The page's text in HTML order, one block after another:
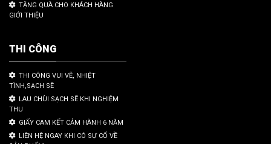
TẶNG QUÀ CHO KHÁCH HÀNG
GIỚI THIỆU
THI CÔNG
THI CÔNG VUI VẼ, NHIỆT
TÌNH,SẠCH SẼ
LAU CHÙI SẠCH SẼ KHI NGHIỆM
THU
GIẤY CAM KẾT CẢM HÀNH 6 NĂM
LIÊN HỆ NGAY KHI CÓ SỰ CỐ VỀ